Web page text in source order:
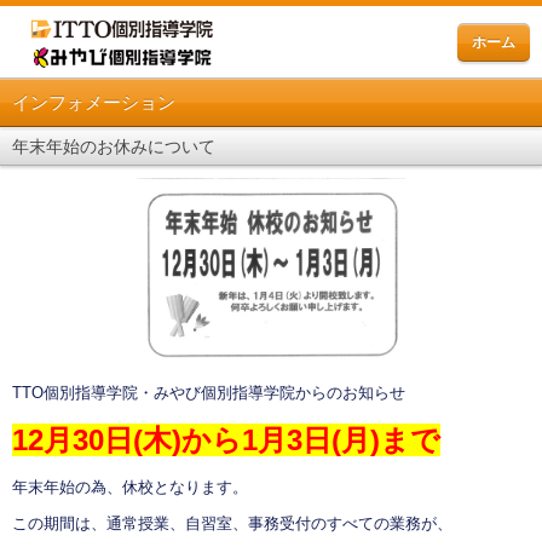
ホーム
インフォメーション
年末年始のお休みについて
TTO個別指導学院・みやび個別指導学院からのお知らせ
12月30日(木)から1月3日(月)まで
年末年始の為、休校となります。
この期間は、通常授業、自習室、事務受付のすべての業務が、